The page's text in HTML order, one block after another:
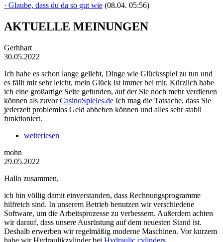
· Glaube, dass du da so gut wie (08.04. 05:56)
AKTUELLE MEINUNGEN
Gerhhart
30.05.2022
Ich habe es schon lange geliebt, Dinge wie Glücksspiel zu tun und
es fällt mir sehr leicht, mein Glück ist immer bei mir. Kürzlich habe
ich eine großartige Seite gefunden, auf der Sie noch mehr verdienen
können als zuvorCasinoSpieles.de Ich mag die Tatsache, dass Sie
jederzeit problemlos Geld abheben können und alles sehr stabil
funktioniert.
weiterlesen
mohn
29.05.2022
Hallo zusammen,
ich bin völlig damit einverstanden, dass Rechnungsprogramme
hilfreich sind. In unserem Betrieb benutzen wir verschiedene
Software, um die Arbeitsprozesse zu verbessern. Außerdem achten
wir darauf, dass unsere Ausrüstung auf dem neuesten Stand ist.
Deshalb erwerben wir regelmäßig moderne Maschinen. Vor kurzem